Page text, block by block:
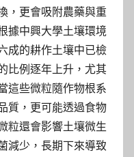
，更會吸附農藥與重
據中興大學土壤環境
成的耕作土壤中已檢
比例逐年上升，尤其
這些微粒隨作物根系
質，更可能透過食物
粒還會影響土壤微生
減少，長期下來導致